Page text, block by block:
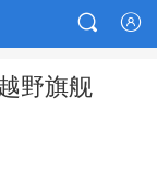


野旗舰